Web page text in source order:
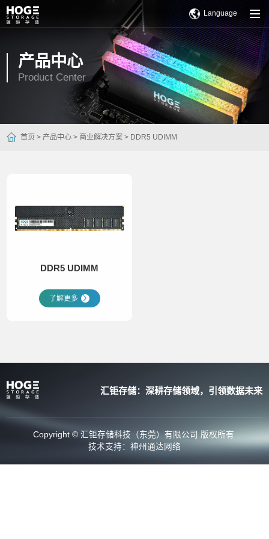
Language
产品中心
Product Center
首页 > 产品中心 > 商业解决方案 > DDR5 UDIMM
DDR5 UDIMM
了解更多
汇钜存储：深耕存储领域，引领数据未来
Copyright © 汇钜存储科技（东莞）有限公司 版权所有
技术支持： 神州通达网络